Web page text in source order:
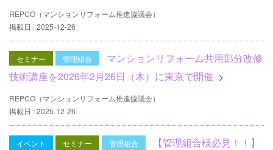
REPCO（マンションリフォーム推進協議会）
掲載日 : 2025-12-26
セミナー 管理組合
マンションリフォーム共用部分改修
技術講座を2026年2月26日（木）に東京で開催
REPCO（マンションリフォーム推進協議会）
掲載日 : 2025-12-26
イベント セミナー 管理組合
【管理組合様必見！！】